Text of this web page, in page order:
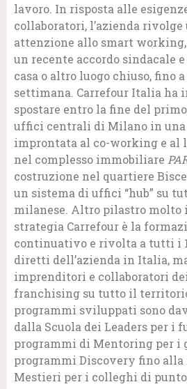
lavoro. In risposta alle
collaboratori, l’azienda
attenzione allo smart
un recente accordo sindacale
casa o altro luogo chiuso, fino
settimana. Carrefour Italia ha
spostare entro la fine del
uffici centrali di Milano in una
improntata al co-working e al
nel complesso immobiliare
costruzione nel quartiere
un sistema di uffici “hub” su
milanese. Altro pilastro molto
strategia Carrefour è la
continuativo e rivolta a tutti i
diretti dell’azienda in Italia,
imprenditori e collaboratori
franchising su tutto il
programmi sviluppati sono
dalla Scuola dei Leaders per i
programmi di Mentoring per i
programmi Discovery fino alla
Mestieri per i colleghi di